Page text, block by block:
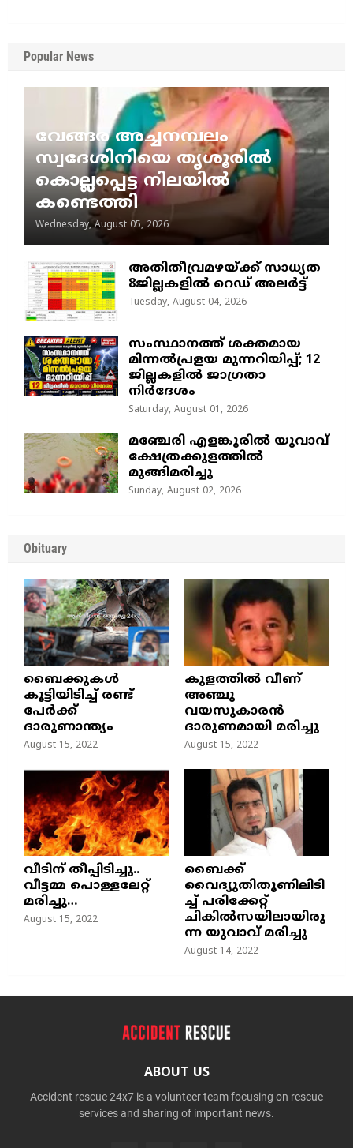
Popular News
വേങ്ങര അച്ചനമ്പലം
സ്വദേശിനിയെ തൃശൂരിൽ
കൊല്ലപ്പെട്ട നിലയിൽ
കണ്ടെത്തി
Wednesday, August 05, 2026
അതിതീവ്രമഴയ്ക്ക് സാധ്യത
8ജില്ലകളിൽ റെഡ് അലർട്ട്
Tuesday, August 04, 2026
സംസ്ഥാനത്ത് ശക്തമായ
മിന്നൽപ്രളയ മുന്നറിയിപ്പ്; 12
ജില്ലകളിൽ ജാഗ്രതാ
നിർദേശം
Saturday, August 01, 2026
മഞ്ചേരി എളങ്കൂരിൽ യുവാവ്
ക്ഷേത്രക്കുളത്തിൽ
മുങ്ങിമരിച്ചു
Sunday, August 02, 2026
Obituary
ബൈക്കുകൾ
കൂട്ടിയിടിച്ച് രണ്ട്
പേർക്ക്
ദാരുണാന്ത്യം
August 15, 2022
കുളത്തില്‍ വീണ്
അഞ്ചു
വയസുകാരന്‍
ദാരുണമായി മരിച്ചു
August 15, 2022
വീടിന് തീപ്പിടിച്ചു..
വീട്ടമ്മ പൊള്ളലേറ്റ്
മരിച്ചു…
August 15, 2022
ബൈക്ക്
വൈദ്യുതിതൂണിലിടി
ച്ച്‌ പരിക്കേറ്റ്
ചികില്‍സയിലായിരു
ന്ന യുവാവ് മരിച്ചു
August 14, 2022
ABOUT US
Accident rescue 24x7 is a volunteer team focusing on rescue
services and sharing of important news.